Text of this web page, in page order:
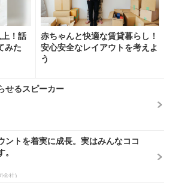
！話
みた
赤ちゃんと快適な賃貸暮らし！
安心安全なレイアウトを考えよ
う
せるスピーカー
ントを着実に成長。実はみんなココ
会社)